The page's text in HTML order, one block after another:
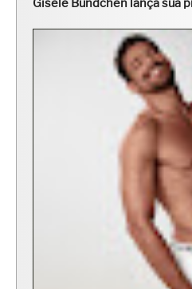
Gisele Bündchen lança sua